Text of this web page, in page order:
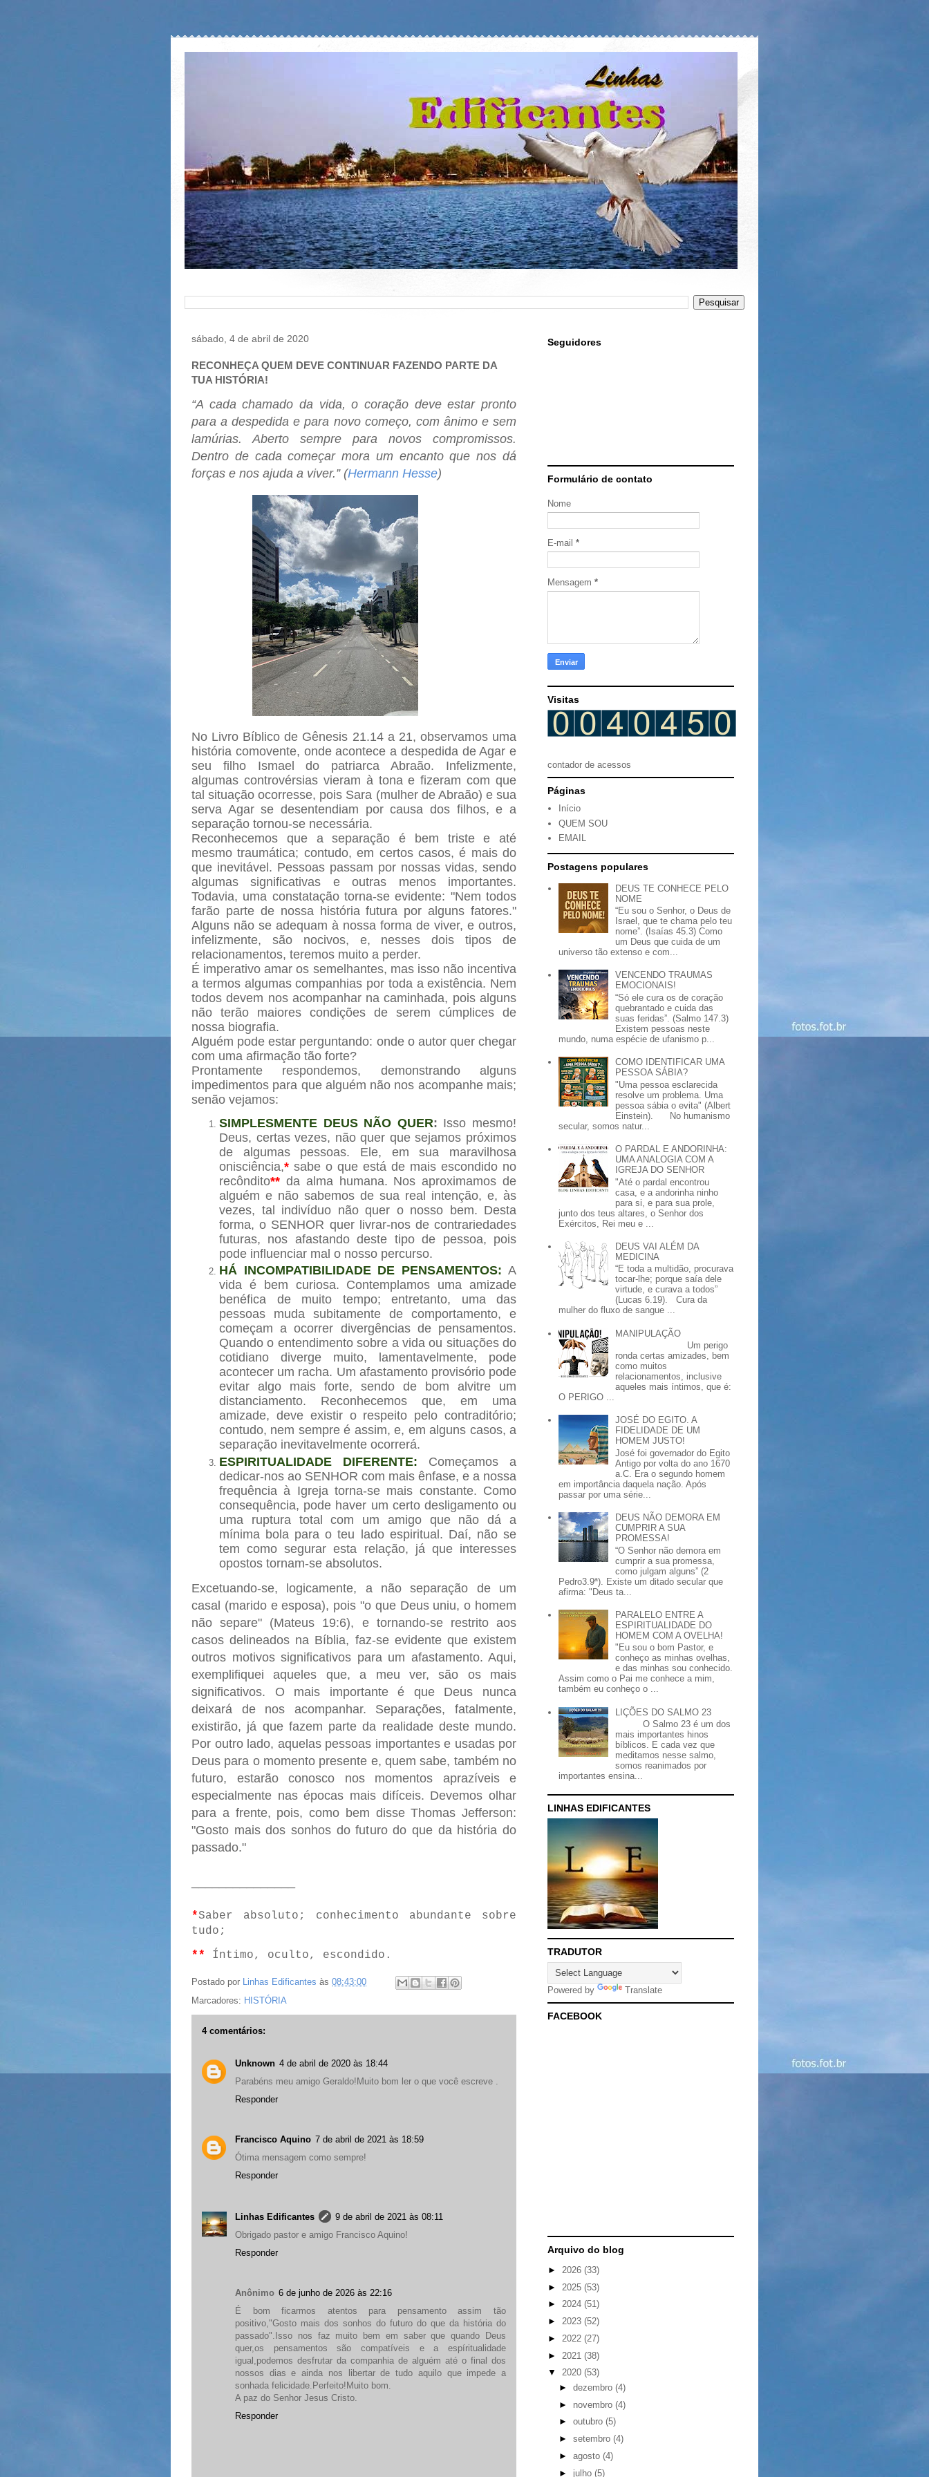
sábado, 4 de abril de 2020
RECONHEÇA QUEM DEVE CONTINUAR FAZENDO PARTE DA
TUA HISTÓRIA!
“A cada chamado da vida, o coração deve estar pronto
para a despedida e para novo começo, com ânimo e sem
lamúrias. Aberto sempre para novos compromissos.
Dentro de cada começar mora um encanto que nos dá
forças e nos ajuda a viver.” (Hermann Hesse)
No Livro Bíblico de Gênesis 21.14 a 21, observamos uma
história comovente, onde acontece a despedida de Agar e
seu filho Ismael do patriarca Abraão. Infelizmente,
algumas controvérsias vieram à tona e fizeram com que
tal situação ocorresse, pois Sara (mulher de Abraão) e sua
serva Agar se desentendiam por causa dos filhos, e a
separação tornou-se necessária.
Reconhecemos que a separação é bem triste e até
mesmo traumática; contudo, em certos casos, é mais do
que inevitável. Pessoas passam por nossas vidas, sendo
algumas significativas e outras menos importantes.
Todavia, uma constatação torna-se evidente: "Nem todos
farão parte de nossa história futura por alguns fatores."
Alguns não se adequam à nossa forma de viver, e outros,
infelizmente, são nocivos, e, nesses dois tipos de
relacionamentos, teremos muito a perder.
É imperativo amar os semelhantes, mas isso não incentiva
a termos algumas companhias por toda a existência. Nem
todos devem nos acompanhar na caminhada, pois alguns
não terão maiores condições de serem cúmplices de
nossa biografia.
Alguém pode estar perguntando: onde o autor quer chegar
com uma afirmação tão forte?
Prontamente respondemos, demonstrando alguns
impedimentos para que alguém não nos acompanhe mais;
senão vejamos:
SIMPLESMENTE DEUS NÃO QUER: Isso mesmo!
Deus, certas vezes, não quer que sejamos próximos
de algumas pessoas. Ele, em sua maravilhosa
onisciência,* sabe o que está de mais escondido no
recôndito** da alma humana. Nos aproximamos de
alguém e não sabemos de sua real intenção, e, às
vezes, tal indivíduo não quer o nosso bem. Desta
forma, o SENHOR quer livrar-nos de contrariedades
futuras, nos afastando deste tipo de pessoa, pois
pode influenciar mal o nosso percurso.
HÁ INCOMPATIBILIDADE DE PENSAMENTOS: A
vida é bem curiosa. Contemplamos uma amizade
benéfica de muito tempo; entretanto, uma das
pessoas muda subitamente de comportamento, e
começam a ocorrer divergências de pensamentos.
Quando o entendimento sobre a vida ou situações do
cotidiano diverge muito, lamentavelmente, pode
acontecer um racha. Um afastamento provisório pode
evitar algo mais forte, sendo de bom alvitre um
distanciamento. Reconhecemos que, em uma
amizade, deve existir o respeito pelo contraditório;
contudo, nem sempre é assim, e, em alguns casos, a
separação inevitavelmente ocorrerá.
ESPIRITUALIDADE DIFERENTE:
Começamos a
dedicar-nos ao SENHOR com mais ênfase, e a nossa
frequência à Igreja torna-se mais constante. Como
consequência, pode haver um certo desligamento ou
uma ruptura total com um amigo que não dá a
mínima bola para o teu lado espiritual. Daí, não se
tem como segurar esta relação, já que interesses
opostos tornam-se absolutos.
Excetuando-se, logicamente, a não separação de um
casal (marido e esposa), pois "o que Deus uniu, o homem
não separe" (Mateus 19:6), e tornando-se restrito aos
casos delineados na Bíblia, faz-se evidente que existem
outros motivos significativos para um afastamento. Aqui,
exemplifiquei aqueles que, a meu ver, são os mais
significativos. O mais importante é que Deus nunca
deixará de nos acompanhar. Separações, fatalmente,
existirão, já que fazem parte da realidade deste mundo.
Por outro lado, aquelas pessoas importantes e usadas por
Deus para o momento presente e, quem sabe, também no
futuro, estarão conosco nos momentos aprazíveis e
especialmente nas épocas mais difíceis. Devemos olhar
para a frente, pois, como bem disse Thomas Jefferson:
"Gosto mais dos sonhos do futuro do que da história do
passado."
*Saber absoluto; conhecimento abundante sobre
tudo;
**
Íntimo, oculto, escondido.
Postado por Linhas Edificantes às 08:43:00
Marcadores: HISTÓRIA
4 comentários:
Unknown 4 de abril de 2020 às 18:44
Parabéns meu amigo Geraldo!Muito bom ler o que você escreve .
Responder
Francisco Aquino 7 de abril de 2021 às 18:59
Ótima mensagem como sempre!
Responder
Linhas Edificantes
9 de abril de 2021 às 08:11
Obrigado pastor e amigo Francisco Aquino!
Responder
Anônimo 6 de junho de 2026 às 22:16
É bom ficarmos atentos para pensamento assim tão
positivo,"Gosto mais dos sonhos do futuro do que da história do
passado".Isso nos faz muito bem em saber que quando Deus
quer,os pensamentos são compatíveis e a espíritualidade
igual,podemos desfrutar da companhia de alguém até o final dos
nossos dias e ainda nos libertar de tudo aquilo que impede a
sonhada felicidade.Perfeito!Muito bom.
A paz do Senhor Jesus Cristo.
Responder
Seguidores
Formulário de contato
Nome
E-mail *
Mensagem *
Visitas
contador de acessos
Páginas
Início
QUEM SOU
EMAIL
Postagens populares
DEUS TE CONHECE PELO
NOME
“Eu sou o Senhor, o Deus de
Israel, que te chama pelo teu
nome”. (Isaías 45.3) Como
um Deus que cuida de um
universo tão extenso e com...
VENCENDO TRAUMAS
EMOCIONAIS!
“Só ele cura os de coração
quebrantado e cuida das
suas feridas”. (Salmo 147.3)
Existem pessoas neste
mundo, numa espécie de ufanismo p...
COMO IDENTIFICAR UMA
PESSOA SÁBIA?
"Uma pessoa esclarecida
resolve um problema. Uma
pessoa sábia o evita" (Albert
Einstein). No humanismo
secular, somos natur...
O PARDAL E ANDORINHA:
UMA ANALOGIA COM A
IGREJA DO SENHOR
"Até o pardal encontrou
casa, e a andorinha ninho
para si, e para sua prole,
junto dos teus altares, o Senhor dos
Exércitos, Rei meu e ...
DEUS VAI ALÉM DA
MEDICINA
“E toda a multidão, procurava
tocar-lhe; porque saía dele
virtude, e curava a todos”
(Lucas 6.19). Cura da
mulher do fluxo de sangue ...
MANIPULAÇÃO
Um perigo
ronda certas amizades, bem
como muitos
relacionamentos, inclusive
aqueles mais íntimos, que é:
O PERIGO ...
JOSÉ DO EGITO. A
FIDELIDADE DE UM
HOMEM JUSTO!
José foi governador do Egito
Antigo por volta do ano 1670
a.C. Era o segundo homem
em importância daquela nação. Após
passar por uma série...
DEUS NÃO DEMORA EM
CUMPRIR A SUA
PROMESSA!
“O Senhor não demora em
cumprir a sua promessa,
como julgam alguns” (2
Pedro3.9ª). Existe um ditado secular que
afirma: "Deus ta...
PARALELO ENTRE A
ESPIRITUALIDADE DO
HOMEM COM A OVELHA!
"Eu sou o bom Pastor, e
conheço as minhas ovelhas,
e das minhas sou conhecido.
Assim como o Pai me conhece a mim,
também eu conheço o ...
LIÇÕES DO SALMO 23
O Salmo 23 é um dos
mais importantes hinos
bíblicos. E cada vez que
meditamos nesse salmo,
somos reanimados por
importantes ensina...
LINHAS EDIFICANTES
TRADUTOR
Powered by Translate
FACEBOOK
Arquivo do blog
► 2026 (33)
► 2025 (53)
► 2024 (51)
► 2023 (52)
► 2022 (27)
► 2021 (38)
▼ 2020 (53)
► dezembro (4)
► novembro (4)
► outubro (5)
► setembro (4)
► agosto (4)
► julho (5)